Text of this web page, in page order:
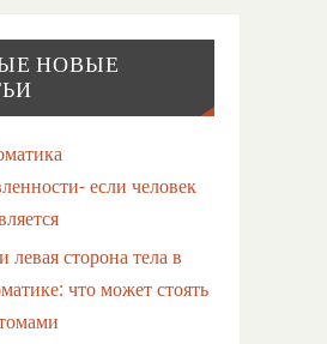
НОВЫЕ
если человек
левая сторона тела в
что может стоять